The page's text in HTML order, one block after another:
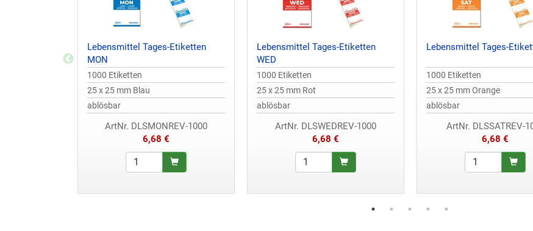
Lebensmittel Tages-Etiketten
MON
1000 Etiketten
25 x 25 mm Blau
ablösbar
ArtNr. DLSMONREV-1000
6,68 €
Lebensmittel Tages-Etiketten
WED
1000 Etiketten
25 x 25 mm Rot
ablösbar
ArtNr. DLSWEDREV-1000
6,68 €
Lebensmittel Tages-
1000 Etiketten
25 x 25 mm Orange
ablösbar
ArtNr. DLSSATREV-
6,68 €